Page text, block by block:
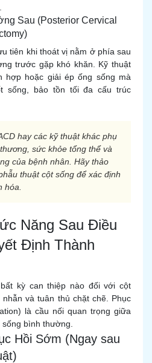
Sau (Posterior Cervical
tiên khi thoát vị nằm ở phía sau
trước gặp khó khăn. Kỹ thuật
hợp hoặc giải ép ống sống mà
sống, bảo tồn tối đa cấu trúc
hay các kỹ thuật khác phụ
sức khỏe tổng thể và
của bệnh nhân. Hãy thảo
thuật cột sống để xác định
hóa.
Năng Sau Điều
Định Thành
kỳ can thiệp nào đối với cột
và tuân thủ chặt chẽ. Phục
là cầu nối quan trọng giữa
bình thường.
Hồi Sớm (Ngay sau